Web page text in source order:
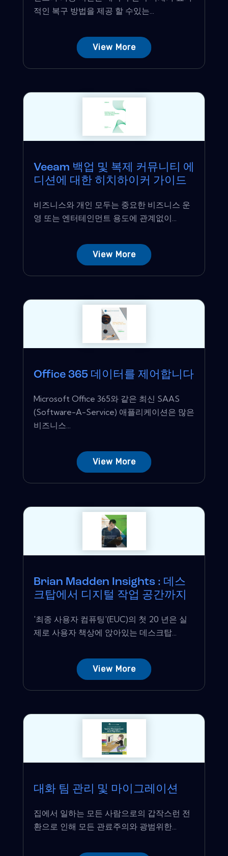
적인 복구 방법을 제공 할 수있는...
View More
Veeam 백업 및 복제 커뮤니티 에
디션에 대한 히치하이커 가이드
비즈니스와 개인 모두는 중요한 비즈니스 운
영 또는 엔터테인먼트 용도에 관계없이...
View More
Office 365 데이터를 제어합니다
Microsoft Office 365와 같은 최신 SAAS
(Software-A-Service) 애플리케이션은 많은
비즈니스...
View More
Brian Madden Insights : 데스
크탑에서 디지털 작업 공간까지
'최종 사용자 컴퓨팅'(EUC)의 첫 20 년은 실
제로 사용자 책상에 앉아있는 데스크탑...
View More
대화 팀 관리 및 마이그레이션
집에서 일하는 모든 사람으로의 갑작스런 전
환으로 인해 모든 관료주의와 광범위한...